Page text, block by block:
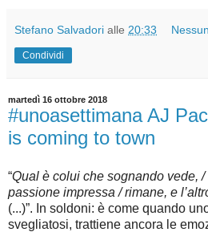
Stefano Salvadori alle 20:33
Condividi
martedì 16 ottobre 2018
#unoasettimana AJ
is coming to town
“Qual è colui che sognando vede, /
passione impressa / rimane, e
(...)”. In soldoni: è come quando
svegliatosi, trattiene ancora le